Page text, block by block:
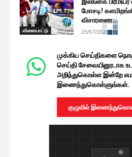
விளையாட்டு
இலங்கை
மோசடி!
விசாரணை...
25/07/2026
முக்கிய செய்திகளை
செய்தி சேவையினூடாக
அறிந்துகொள்ள இன்றே
இணைந்துகொள்ளுங்கள்.
குழுவில்